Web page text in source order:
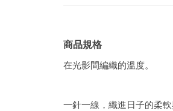
商品規格
在光影間編織的溫度。
一針一線，織進日子的柔軟